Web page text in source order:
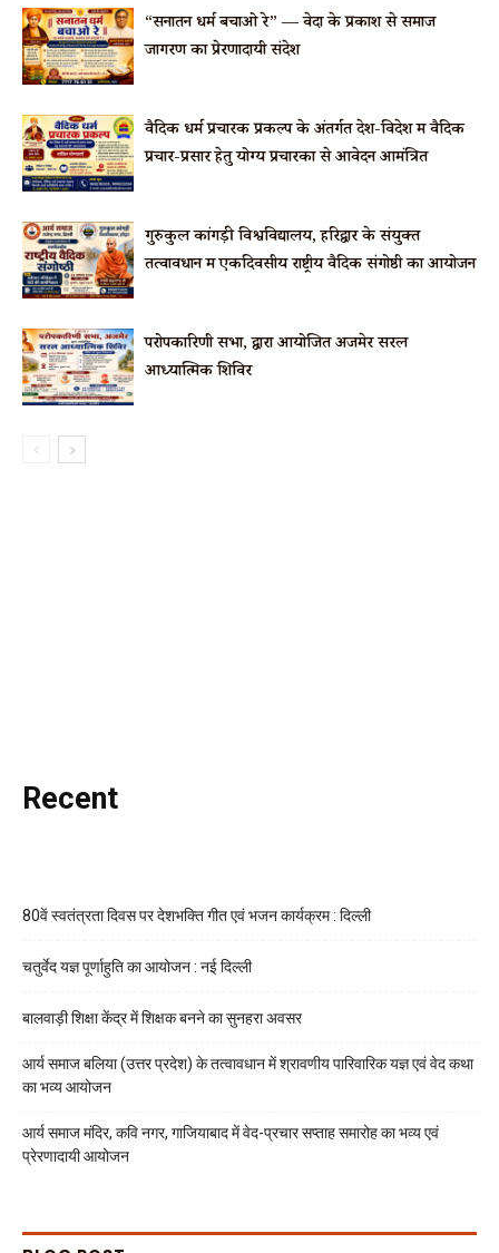
“सनातन धर्म बचाओ रे” — वेदों के प्रकाश से समाज
जागरण का प्रेरणादायी संदेश
वैदिक धर्म प्रचारक प्रकल्प के अंतर्गत देश-विदेश में वैदिक
प्रचार-प्रसार हेतु योग्य प्रचारकों से आवेदन आमंत्रित
गुरुकुल कांगड़ी विश्वविद्यालय, हरिद्वार के संयुक्त
तत्वावधान में एकदिवसीय राष्ट्रीय वैदिक संगोष्ठी का आयोजन
परोपकारिणी सभा, द्वारा आयोजित अजमेर सरल
आध्यात्मिक शिविर
Recent
80वें स्वतंत्रता दिवस पर देशभक्ति गीत एवं भजन कार्यक्रम : दिल्ली
चतुर्वेद यज्ञ पूर्णाहुति का आयोजन : नई दिल्ली
बालवाड़ी शिक्षा केंद्र में शिक्षक बनने का सुनहरा अवसर
आर्य समाज बलिया (उत्तर प्रदेश) के तत्वावधान में श्रावणीय पारिवारिक यज्ञ एवं वेद कथा
का भव्य आयोजन
आर्य समाज मंदिर, कवि नगर, गाजियाबाद में वेद-प्रचार सप्ताह समारोह का भव्य एवं
प्रेरणादायी आयोजन